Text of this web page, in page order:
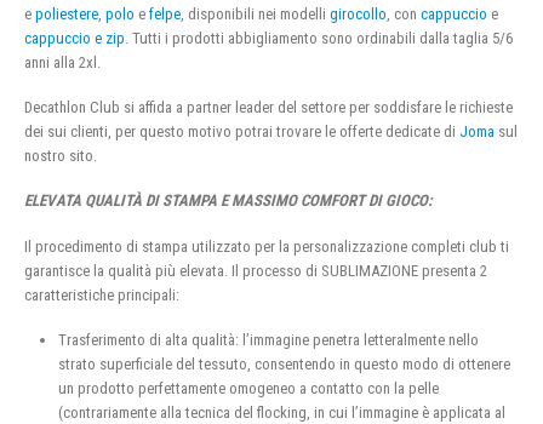
e poliestere polo e felpe , disponibili nei modelli girocollo , con cappuccio e
cappuccio e zip . Tutti i prodotti abbigliamento sono ordinabili dalla taglia 5/6
anni alla 2xl.
Decathlon Club si affida a partner leader del settore per soddisfare le richieste
dei sui clienti, per questo motivo potrai trovare le offerte dedicate di Joma sul
nostro sito.
ELEVATA QUALITÀ DI STAMPA E MASSIMO COMFORT DI GIOCO:
Il procedimento di stampa utilizzato per la personalizzazione completi club ti
garantisce la qualità più elevata. Il processo di SUBLIMAZIONE presenta 2
caratteristiche principali:
Trasferimento di alta qualità: l’immagine penetra letteralmente nello
strato superficiale del tessuto, consentendo in questo modo di ottenere
un prodotto perfettamente omogeneo a contatto con la pelle
(contrariamente alla tecnica del flocking, in cui l’immagine è applicata al